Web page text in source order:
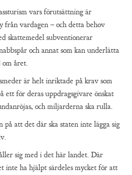
vars förutsättning är
från vardagen – och detta behov
skattemedel subventionerar
och annat som kan underlätta
om året.
är helt inriktade på krav som
ett för deras uppdragsgivare önskat
och miljarderna ska rulla.
att det där ska staten inte lägga sig
sig med i det här landet. Där
inte ha hjälpt särdeles mycket för att